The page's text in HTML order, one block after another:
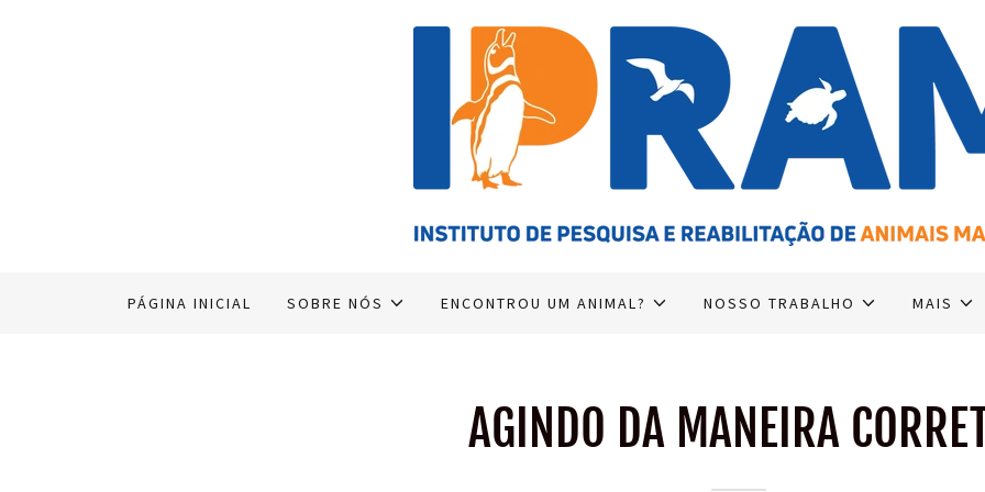
PÁGINA INICIAL SOBRE NÓS ENCONTROU UM ANIMAL? NOSSO TRABALHO MAIS
AGINDO DA MANEIRA